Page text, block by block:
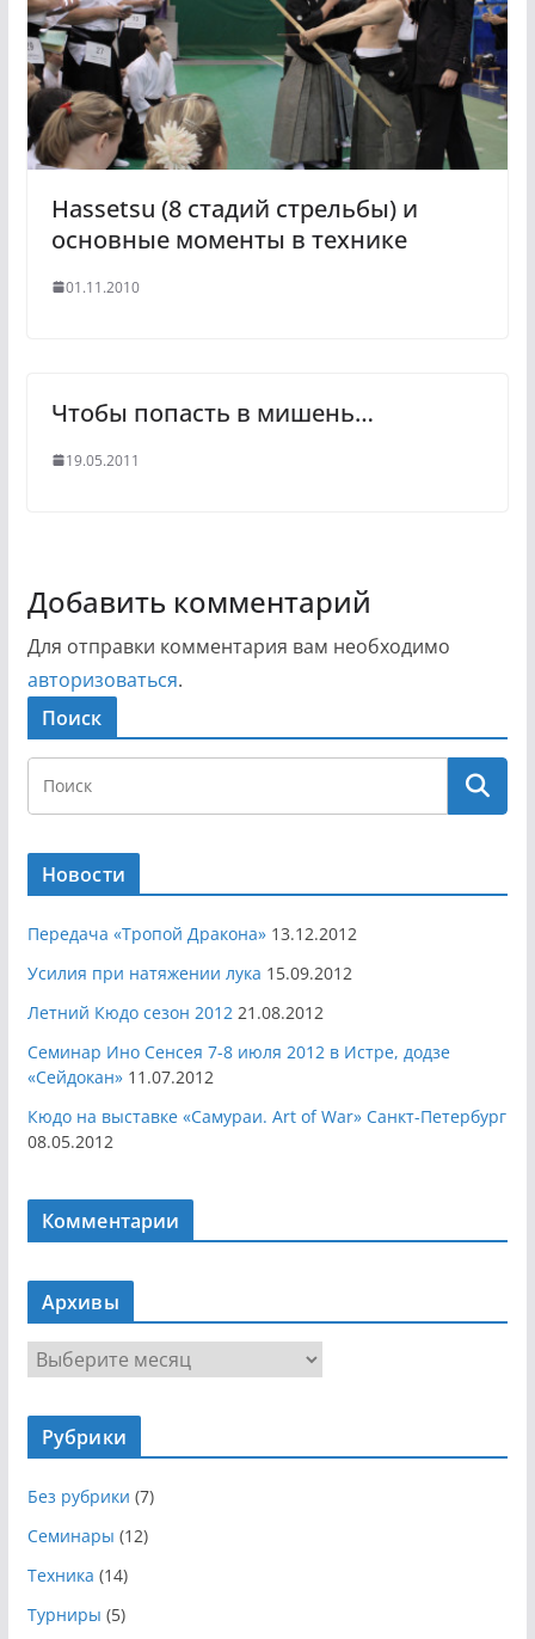
Hassetsu (8 стадий стрельбы) и
основные моменты в технике
01.11.2010
Чтобы попасть в мишень…
19.05.2011
Добавить комментарий
Для отправки комментария вам необходимо
авторизоваться.
Поиск
Новости
Передача «Тропой Дракона» 13.12.2012
Усилия при натяжении лука 15.09.2012
Летний Кюдо сезон 2012 21.08.2012
Семинар Ино Сенсея 7-8 июля 2012 в Истре, додзе
«Сейдокан» 11.07.2012
Кюдо на выставке «Самураи. Art of War» Санкт-Петербург
08.05.2012
Комментарии
Архивы
р
х
ы
Рубрики
Без рубрики (7)
Семинары (12)
Техника (14)
Турниры (5)